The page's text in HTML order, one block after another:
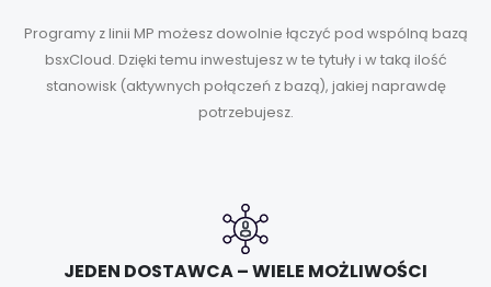
Programy z linii MP możesz dowolnie łączyć pod wspólną bazą
bsxCloud. Dzięki temu inwestujesz w te tytuły i w taką ilość
stanowisk (aktywnych połączeń z bazą), jakiej naprawdę
potrzebujesz.
JEDEN DOSTAWCA – WIELE MOŻLIWOŚCI